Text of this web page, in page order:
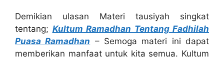
Demikian ulasan Materi tausiyah singkat
tentang; Kultum Ramadhan Tentang Fadhilah
Puasa Ramadhan – Semoga materi ini dapat
memberikan manfaat untuk kita semua. Kultum